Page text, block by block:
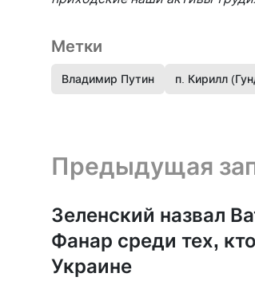
Метки
Владимир Путин п. Кирилл
Предыдущая запись и
Предыдущая
Зеленский назвал
Фанар среди тех,
Украине